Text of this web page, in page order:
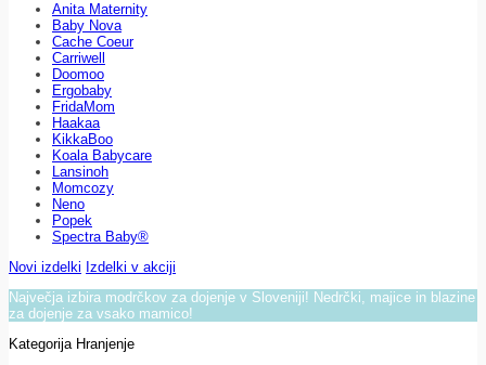
Anita Maternity
Baby Nova
Cache Coeur
Carriwell
Doomoo
Ergobaby
FridaMom
Haakaa
KikkaBoo
Koala Babycare
Lansinoh
Momcozy
Neno
Popek
Spectra Baby®
Novi izdelki Izdelki v akciji
Največja izbira modrčkov za dojenje v Sloveniji! Nedrčki, majice in blazine
za dojenje za vsako mamico!
Kategorija Hranjenje